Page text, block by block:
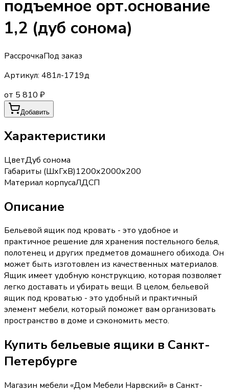
подъемное орт.основание
1,2 (дуб сонома)
РассрочкаПод заказ
Артикул: 481л-1719д
от 5 810 ₽
Добавить
Характеристики
ЦветДуб сонома
Габариты (ШхГхВ)1200х2000х200
Материал корпусаЛДСП
Описание
Бельевой ящик под кровать - это удобное и
практичное решение для хранения постельного белья,
полотенец и других предметов домашнего обихода. Он
может быть изготовлен из качественных материалов.
Ящик имеет удобную конструкцию, которая позволяет
легко доставать и убирать вещи. В целом, бельевой
ящик под кроватью - это удобный и практичный
элемент мебели, который поможет вам организовать
пространство в доме и сэкономить место.
Купить бельевые ящики в Санкт-
Петербурге
Магазин мебели «Дом Мебели Нарвский» в Санкт-